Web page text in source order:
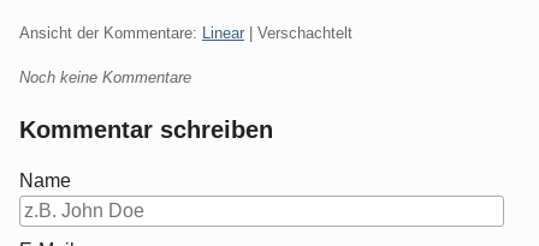
Ansicht der Kommentare: Linear | Verschachtelt
Noch keine Kommentare
Kommentar schreiben
Name